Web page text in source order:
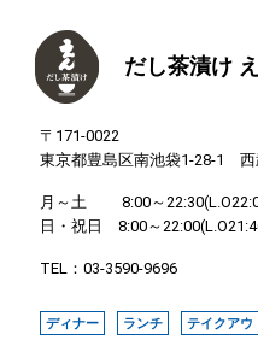
だし茶漬け
〒171-0022
東京都豊島区南池袋1-28-1 西
月～土 8:00～
日・祝日 8:00～
TEL：03-3590-9696
ディナー ランチ テイクアウ